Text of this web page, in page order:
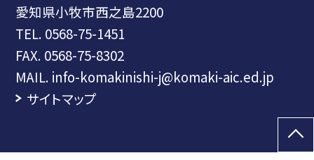
愛知県小牧市西之島2200
TEL. 0568-75-1451
FAX. 0568-75-8302
MAIL. info-komakinishi-j@komaki-aic.ed.jp
サイトマップ